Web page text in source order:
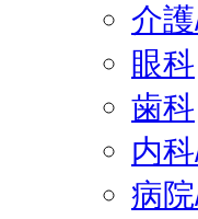
介
眼科
歯科
内
病